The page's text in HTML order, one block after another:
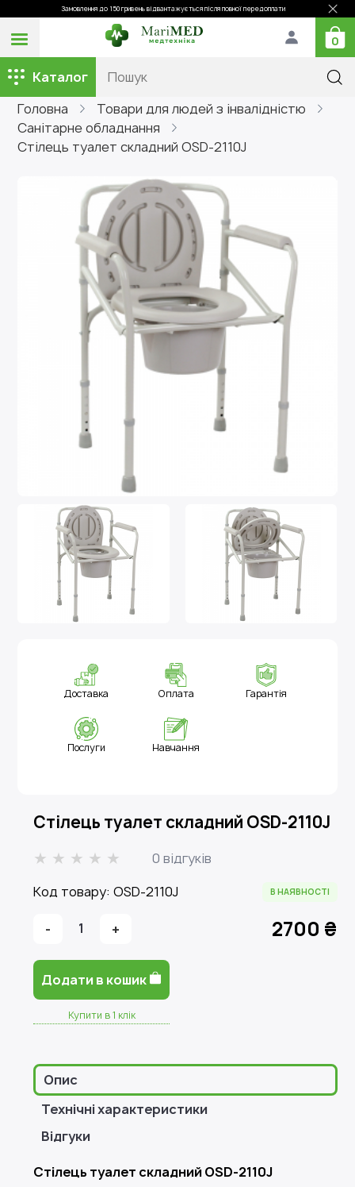
Замовлення до 150 гривень відвантажується після повної передоплати
0
Каталог
Головна
Товари для людей з інвалідністю
Санітарне обладнання
Стілець туалет складний OSD-2110J
Доставка Оплата Гарантія
Послуги Навчання
Стілець туалет складний OSD-2110J
0 відгуків
Код товару: OSD-2110J
В НАЯВНОСТІ
- 1 + 2700 ₴
Додати в кошик
Купити в 1 клік
Опис
Технічні характеристики
Відгуки
Стілець туалет складний OSD-2110J